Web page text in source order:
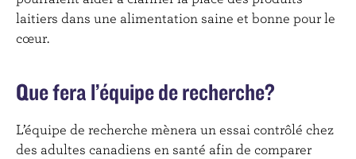
laitiers dans une alimentation saine et bonne pour le
cœur.
Que fera l’équipe de recherche?
L’équipe de recherche mènera un essai contrôlé chez
des adultes canadiens en santé afin de comparer